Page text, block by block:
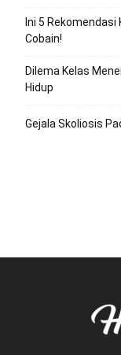
Ini 5 Rekomendasi
Cobain!
Dilema Kelas
Hidup
Gejala Skoliosis